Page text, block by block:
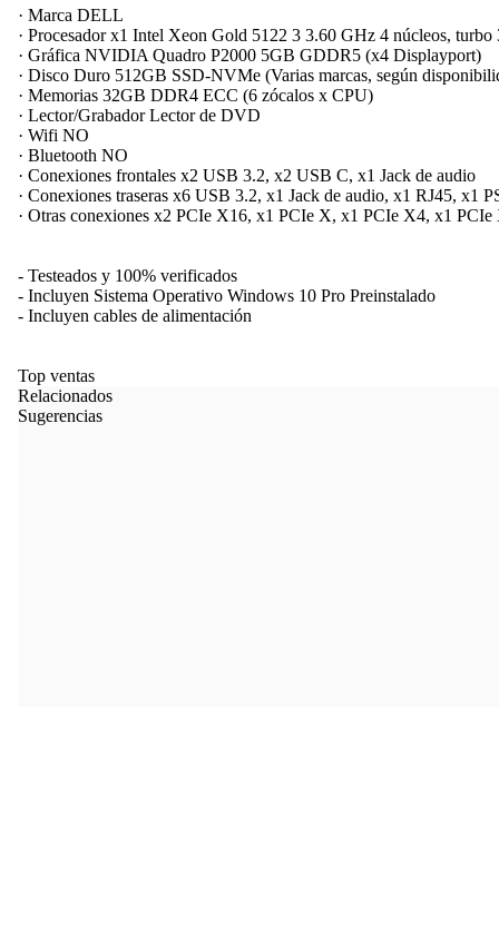
· Marca DELL
· Procesador x1 Intel Xeon Gold 5122 3 3.60 GHz 4 núcleos,
· Gráfica NVIDIA Quadro P2000 5GB GDDR5 (x4 Displayport)
· Disco Duro 512GB SSD-NVMe (Varias marcas, según
· Memorias 32GB DDR4 ECC (6 zócalos x CPU)
· Lector/Grabador Lector de DVD
· Wifi NO
· Bluetooth NO
· Conexiones frontales x2 USB 3.2, x2 USB C, x1 Jack de audio
· Conexiones traseras x6 USB 3.2, x1 Jack de audio, x1 RJ45, x1
· Otras conexiones x2 PCIe X16, x1 PCIe X, x1 PCIe X4, x1 PCIe
- Testeados y 100% verificados
- Incluyen Sistema Operativo Windows 10 Pro Preinstalado
- Incluyen cables de alimentación
Top ventas
Relacionados
Sugerencias